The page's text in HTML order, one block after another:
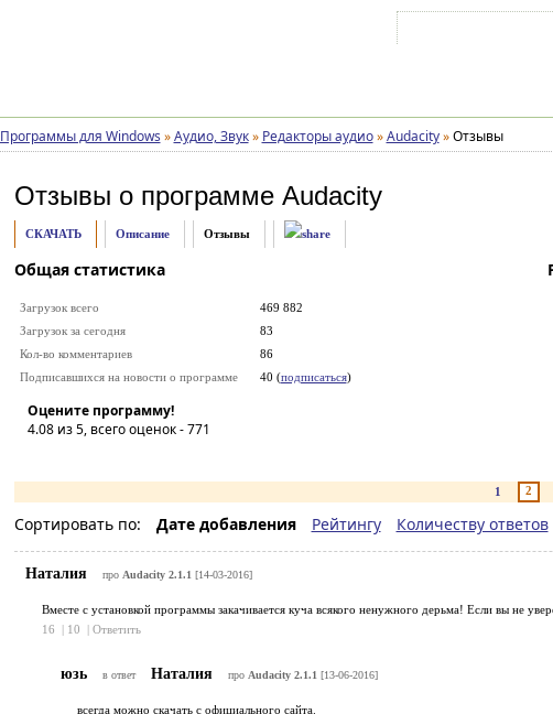
Программы для Windows » Аудио, Звук » Редакторы аудио » Audacity » Отзывы
Отзывы о программе Audacity
СКАЧАТЬ Описание Отзывы
Общая статистика
Загрузок всего
469 882
Загрузок за сегодня
83
Кол-во комментариев
86
Подписавшихся на новости о программе
40 (подписаться)
Оцените программу!
4.08из 5, всего оценок -771
1 2
Сортировать по: Дате добавления Рейтингу Количеству ответов
Наталия про Audacity 2.1.1 [14-03-2016]
Вместе с установкой программы закачивается куча всякого ненужного дерьма! Если вы не
16
| 10 | Ответить
юзь в ответ Наталия про Audacity 2.1.1 [13-06-2016]
всегда можно скачать с официального сайта.